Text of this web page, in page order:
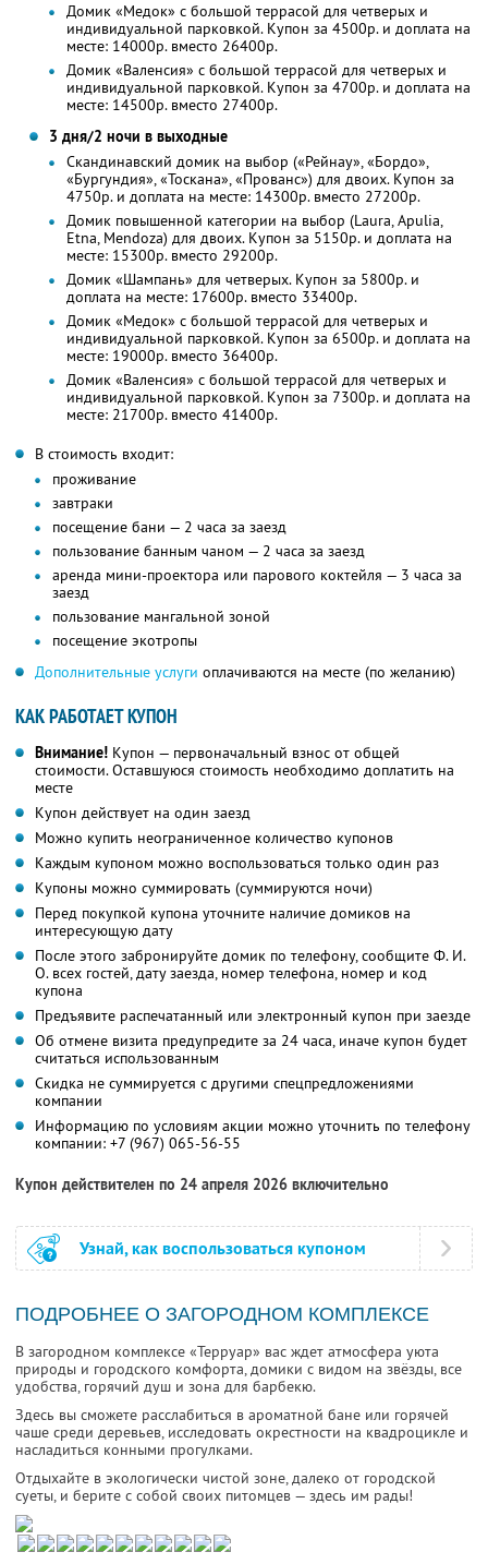
Домик «Медок» с большой террасой для четверых и
индивидуальной парковкой. Купон за 4500р. и доплата на
месте: 14000р. вместо 26400р.
Домик «Валенсия» с большой террасой для четверых и
индивидуальной парковкой. Купон за 4700р. и доплата на
месте: 14500р. вместо 27400р.
3 дня/2 ночи в выходные
Скандинавский домик на выбор («Рейнау», «Бордо»,
«Бургундия», «Тоскана», «Прованс») для двоих. Купон за
4750р. и доплата на месте: 14300р. вместо 27200р.
Домик повышенной категории на выбор (Laura, Apulia,
Etna, Mendoza) для двоих. Купон за 5150р. и доплата на
месте: 15300р. вместо 29200р.
Домик «Шампань» для четверых. Купон за 5800р. и
доплата на месте: 17600р. вместо 33400р.
Домик «Медок» с большой террасой для четверых и
индивидуальной парковкой. Купон за 6500р. и доплата на
месте: 19000р. вместо 36400р.
Домик «Валенсия» с большой террасой для четверых и
индивидуальной парковкой. Купон за 7300р. и доплата на
месте: 21700р. вместо 41400р.
В стоимость входит:
проживание
завтраки
посещение бани — 2 часа за заезд
пользование банным чаном — 2 часа за заезд
аренда мини-проектора или парового коктейля — 3 часа за
заезд
пользование мангальной зоной
посещение экотропы
Дополнительные услуги оплачиваются на месте (по желанию)
КАК РАБОТАЕТ КУПОН
Внимание! Купон — первоначальный взнос от общей
стоимости. Оставшуюся стоимость необходимо доплатить на
месте
Купон действует на один заезд
Можно купить неограниченное количество купонов
Каждым купоном можно воспользоваться только один раз
Купоны можно суммировать (суммируются ночи)
Перед покупкой купона уточните наличие домиков на
интересующую дату
После этого забронируйте домик по телефону, сообщите Ф. И.
О. всех гостей, дату заезда, номер телефона, номер и код
купона
Предъявите распечатанный или электронный купон при заезде
Об отмене визита предупредите за 24 часа, иначе купон будет
считаться использованным
Скидка не суммируется с другими спецпредложениями
компании
Информацию по условиям акции можно уточнить по телефону
компании: +7 (967) 065-56-55
Купон действителен по 24 апреля 2026 включительно
Узнай, как воспользоваться купоном
ПОДРОБНЕЕ О ЗАГОРОДНОМ КОМПЛЕКСЕ
В загородном комплексе «Терруар» вас ждет атмосфера уюта
природы и городского комфорта, домики с видом на звёзды, все
удобства, горячий душ и зона для барбекю.
Здесь вы сможете расслабиться в ароматной бане или горячей
чаше среди деревьев, исследовать окрестности на квадроцикле и
насладиться конными прогулками.
Отдыхайте в экологически чистой зоне, далеко от городской
суеты, и берите с собой своих питомцев — здесь им рады!